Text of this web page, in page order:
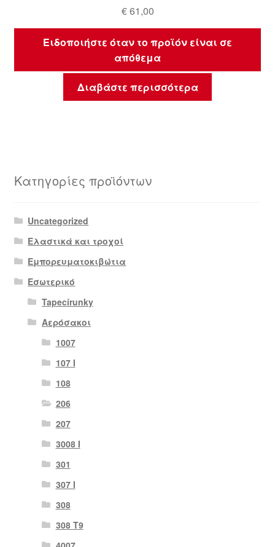
€61,00
Ειδοποιήστε όταν το προϊόν είναι σε
απόθεμα
Διαβάστε περισσότερα
Κατηγορίες προϊόντων
Uncategorized
Ελαστικά και τροχοί
Εμπορευματοκιβώτια
Εσωτερικό
Tapecírunky
Αερόσακοι
1007
107 Ι
108
206
207
3008 Ι
301
307 Ι
308
308 Τ9